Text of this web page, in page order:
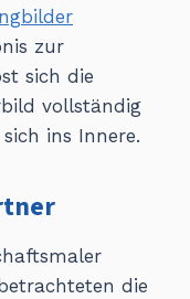
zur
sich die
vollständig
ins Innere.
die